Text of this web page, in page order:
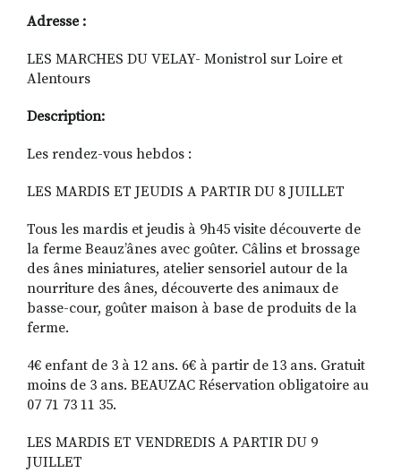
Adresse :
LES MARCHES DU VELAY- Monistrol sur Loire et
Alentours
Description:
Les rendez-vous hebdos :
LES MARDIS ET JEUDIS A PARTIR DU 8 JUILLET
Tous les mardis et jeudis à 9h45 visite découverte de
la ferme Beauz’ânes avec goûter. Câlins et brossage
des ânes miniatures, atelier sensoriel autour de la
nourriture des ânes, découverte des animaux de
basse-cour, goûter maison à base de produits de la
ferme.
4€ enfant de 3 à 12 ans. 6€ à partir de 13 ans. Gratuit
moins de 3 ans. BEAU­ZAC Réservation obligatoire au
07 71 73 11 35.
LES MARDIS ET VENDREDIS A PARTIR DU 9
JUILLET